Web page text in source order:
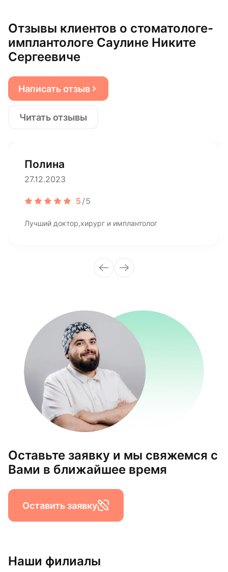
Отзывы клиентов о стоматологе-
имплантологе Саулине Никите
Сергеевиче
Написать отзыв
Читать отзывы
Полина
27.12.2023
5/5
Лучший доктор,хирург и имплантолог
Оставьте заявку и мы свяжемся с
Вами в ближайшее время
Оставить заявку
Наши филиалы